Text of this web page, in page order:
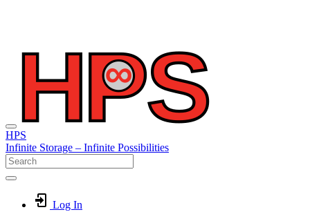
HPS
Infinite Storage – Infinite Possibilities
Log In